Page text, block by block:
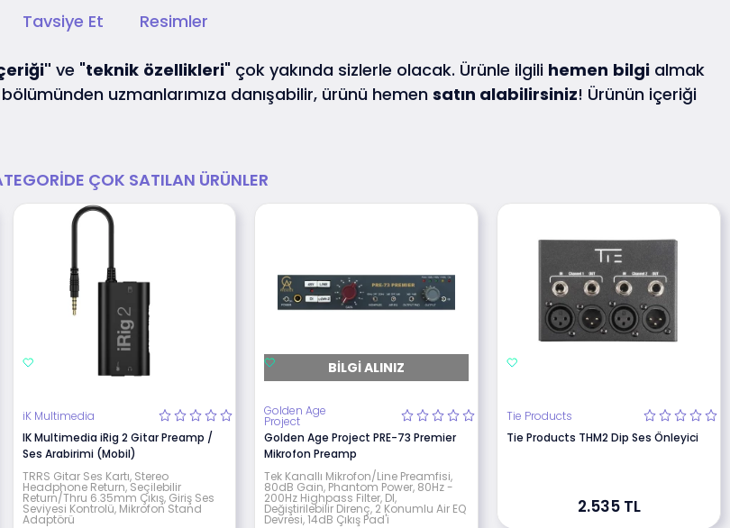
Tavsiye Et Resimler
ve "teknik özellikleri" çok yakında sizlerle olacak. Ürünle ilgili hemen bilgi almak
bölümünden uzmanlarımıza danışabilir, ürünü hemen satın alabilirsiniz! Ürünün içeriği
ÇOK SATILAN ÜRÜNLER
iK Multimedia
IK Multimedia iRig 2 Gitar Preamp /
Ses Arabirimi (Mobil)
TRRS Gitar Ses Kartı, Stereo
Headphone Return, Seçilebilir
Return/Thru 6.35mm Çıkış, Giriş Ses
Seviyesi Kontrolü, Mikrofon Stand
Adaptörü
BILGI ALINIZ
Golden Age
Project
Golden Age Project PRE-73 Premier
Mikrofon Preamp
Tek Kanallı Mikrofon/Line Preamfisi,
80dB Gain, Phantom Power, 80Hz -
200Hz Highpass Filter, DI,
Değiştirilebilir Direnç, 2 Konumlu Air EQ
Devresi, 14dB Çıkış Pad'i
Tie Products
Tie Products THM2 Dip Ses Önleyici
2.535 TL